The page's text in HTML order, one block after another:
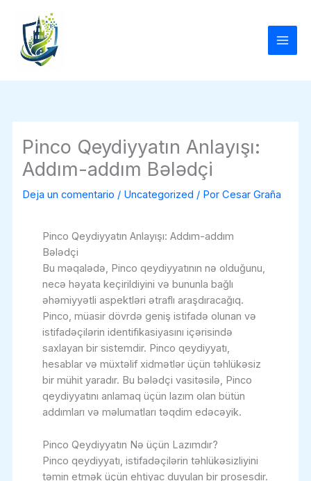
contenido
Pinco Qeydiyyatın Anlayışı:
Addım-addım Bələdçi
Deja un comentario / Uncategorized / PorCesar Graña
Pinco Qeydiyyatın Anlayışı: Addım-addım
Bələdçi
Bu məqalədə, Pinco qeydiyyatının nə olduğunu,
necə həyata keçirildiyini və bununla bağlı
əhəmiyyətli aspektləri ətraflı araşdıracağıq.
Pinco, müasir dövrdə geniş istifadə olunan və
istifadəçilərin identifikasiyasını içərisində
saxlayan bir sistemdir. Pinco qeydiyyatı,
hesablar və müxtəlif xidmətlər üçün təhlükəsiz
bir mühit yaradır. Bu bələdçi vasitəsilə, Pinco
qeydiyyatını anlamaq üçün lazım olan bütün
addımları və məlumatları təqdim edəcəyik.
Pinco Qeydiyyatın Nə üçün Lazımdır?
Pinco qeydiyyatı, istifadəçilərin təhlükəsizliyini
təmin etmək üçün ehtiyac duyulan bir prosesdir.